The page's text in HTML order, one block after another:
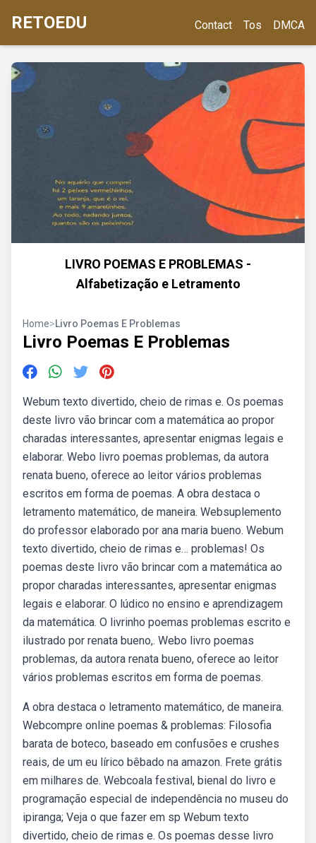
RETOEDU Contact Tos DMCA
LIVRO POEMAS E PROBLEMAS -
Alfabetização e Letramento
Home>Livro Poemas E Problemas
Livro Poemas E Problemas
Webum texto divertido, cheio de rimas e. Os poemas
deste livro vão brincar com a matemática ao propor
charadas interessantes, apresentar enigmas legais e
elaborar. Webo livro poemas problemas, da autora
renata bueno, oferece ao leitor vários problemas
escritos em forma de poemas. A obra destaca o
letramento matemático, de maneira. Websuplemento
do professor elaborado por ana maria bueno. Webum
texto divertido, cheio de rimas e… problemas! Os
poemas deste livro vão brincar com a matemática ao
propor charadas interessantes, apresentar enigmas
legais e elaborar. O lúdico no ensino e aprendizagem
da matemática. O livrinho poemas problemas escrito e
ilustrado por renata bueno,. Webo livro poemas
problemas, da autora renata bueno, oferece ao leitor
vários problemas escritos em forma de poemas.
A obra destaca o letramento matemático, de maneira.
Webcompre online poemas & problemas: Filosofia
barata de boteco, baseado em confusões e crushes
reais, de um eu lírico bêbado na amazon. Frete grátis
em milhares de. Webcoala festival, bienal do livro e
programação especial de independência no museu do
ipiranga; Veja o que fazer em sp Webum texto
divertido, cheio de rimas e. Os poemas desse livro